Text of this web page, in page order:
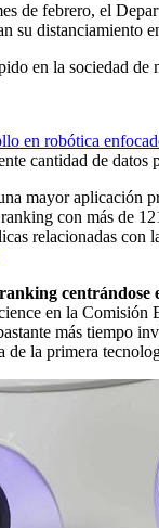
de febrero, el
su distanciamiento
en la sociedad de
en robótica
cantidad de
mayor aplicación
con más de
relacionadas con
centrándose
en la Comisión
más tiempo
de la primera